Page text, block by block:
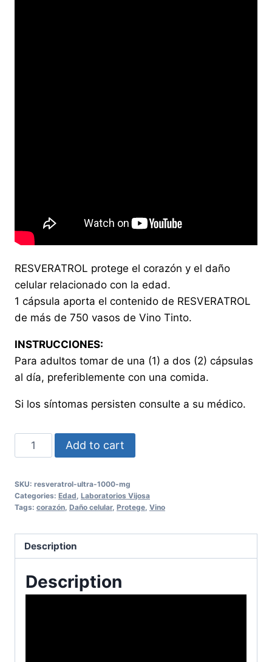
RESVERATROL protege el corazón y el daño
celular relacionado con la edad.
1 cápsula aporta el contenido de RESVERATROL
de más de 750 vasos de Vino Tinto.
INSTRUCCIONES:
Para adultos tomar de una (1) a dos (2) cápsulas
al día, preferiblemente con una comida.
Si los síntomas persisten consulte a su médico.
Resveratrol
Ultra
mg
quantity
Add to cart
SKU: resveratrol-ultra-1000-mg
Categories: Edad Laboratorios Vijosa
Tags: corazón Daño celular, Protege Vino
Description
Description